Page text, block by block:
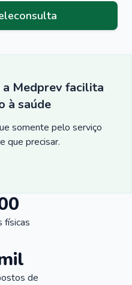
a Medprev facilita
à saúde
somente pelo serviço
que precisar.
físicas
de